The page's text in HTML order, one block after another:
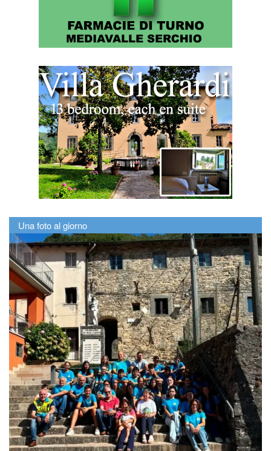
Una foto al giorno